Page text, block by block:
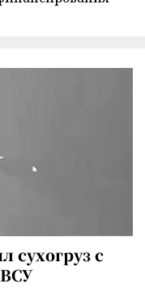
сухогруз с